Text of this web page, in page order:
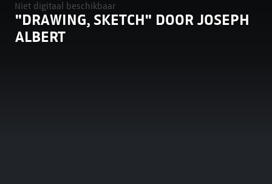
"DRAWING, SKETCH" DOOR JOSEPH
ALBERT
Niet digitaal beschikbaar